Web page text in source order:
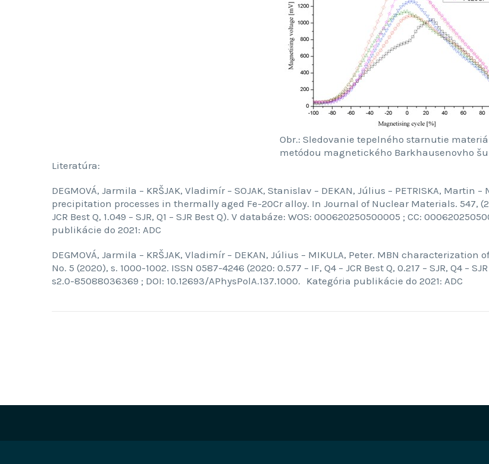
Obr.: Sledovanie tepelného starnutie
metódou magnetického Barkhausenovho
Literatúra:
DEGMOVÁ, Jarmila – KRŠJAK, Vladimír – SOJAK, Stanislav – DEKAN, Július – PETRISKA, Martin
precipitation processes in thermally aged Fe-20Cr alloy. In Journal of Nuclear Materials. 547,
JCR Best Q, 1.049 – SJR, Q1 – SJR Best Q). V databáze: WOS: 000620250500005 ; CC:
publikácie do 2021: ADC
DEGMOVÁ, Jarmila – KRŠJAK, Vladimír – DEKAN, Július – MIKULA, Peter. MBN characterization
No. 5 (2020), s. 1000-1002. ISSN 0587-4246 (2020: 0.577 – IF, Q4 – JCR Best Q, 0.217 – SJR, Q4 –
s2.0-85088036369 ; DOI: 10.12693/APhysPolA.137.1000. Kategória publikácie do 2021: ADC